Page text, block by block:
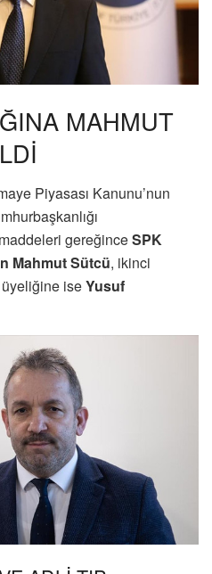
MAHMUT
Piyasası Kanunu’nun
gereğinceSPK
Mahmut Sütcü, ikinci
üyeliğine iseYusuf